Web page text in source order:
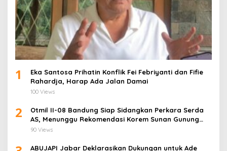
1
Eka Santosa Prihatin Konflik Fei Febriyanti dan Fifie
Rahardja, Harap Ada Jalan Damai
100 Views
2
Otmil II-08 Bandung Siap Sidangkan Perkara Serda
AS, Menunggu Rekomendasi Korem Sunan Gunung
Jati Cirebon
90 Views
ABUJAPI Jabar Deklarasikan Dukungan untuk Ade